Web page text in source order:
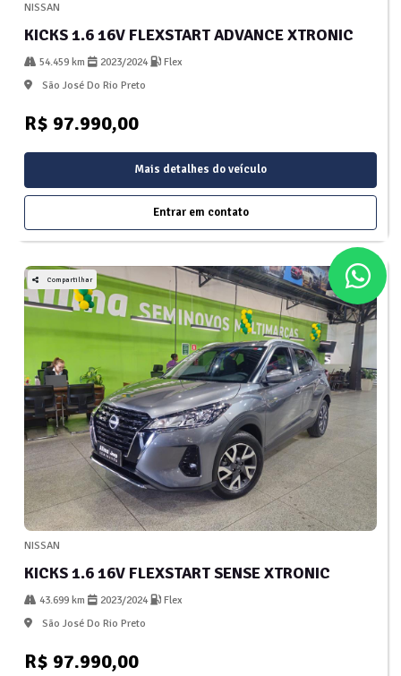
NISSAN
KICKS 1.6 16V FLEXSTART ADVANCE XTRONIC
54.459 km 2023/2024
Flex
São José Do Rio Preto
R$ 97.990,00
Mais detalhes do veículo
Entrar em contato
Compartilhar
NISSAN
KICKS 1.6 16V FLEXSTART SENSE XTRONIC
43.699 km 2023/2024
Flex
São José Do Rio Preto
R$ 97.990,00